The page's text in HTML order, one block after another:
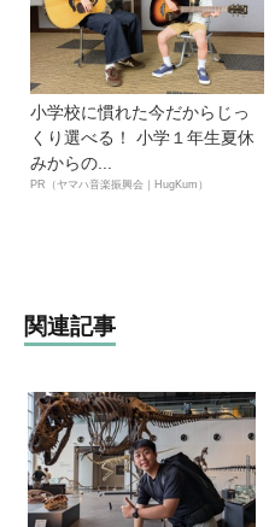
小学校に慣れた今だからじっ
くり選べる！ 小学１年生夏休
みからの...
PR（ヤマハ音楽振興会｜HugKum）
関連記事